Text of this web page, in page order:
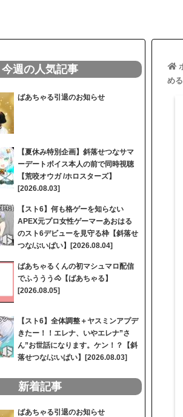
め
今週の人気記事
ばあちゃる引退のお知らせ
【夏休み特別企画】斜落せつなサマ
ーデートボイス本人の前で同時視聴
【荒咬オウガ /ホロスターズ】
[2026.08.03]
【スト6】何も格ゲーを知らない
APEX元プロ女性ゲーマーあおはる
のスト6デビューを見守る枠【斜落せ
つな/ぶいぱい】[2026.08.04]
ばあちゃるくんの初マシュマロ配信
でふううう🐴【ばあちゃる】
[2026.08.05]
【スト6】全体調整＋ヤスミンアプデ
きたー！！エレナ、いやエレナ”さ
ん”お世話になります。ケン！？【斜
落せつな/ぶいぱい】[2026.08.03]
新着記事
ばあちゃる引退のお知らせ